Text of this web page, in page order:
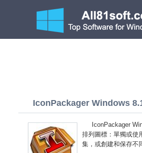
IconPackager Windows
IconPackager
排列圖標：單獨或使
集，或創建和保存不